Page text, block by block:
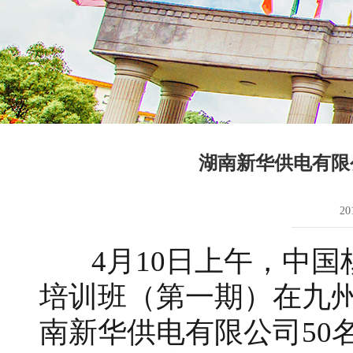
湖南新华供电有
4月10日上午，中国
培训班（第一期）在九
南新华供电有限公司50